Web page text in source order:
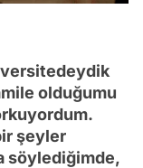
olduğumu
şeyler
söylediğimde,